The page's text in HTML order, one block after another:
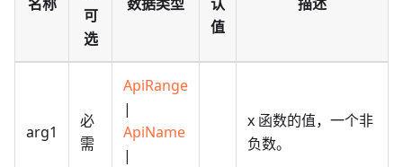
名称
可
选
数据类型
认
值
描述
arg1
必
需
ApiRange
|
ApiName
|
x 函数的值，一个非
负数。